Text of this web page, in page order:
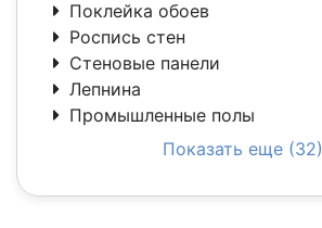
Поклейка обоев
Роспись стен
Стеновые панели
Лепнина
Промышленные полы
Показать еще (32)